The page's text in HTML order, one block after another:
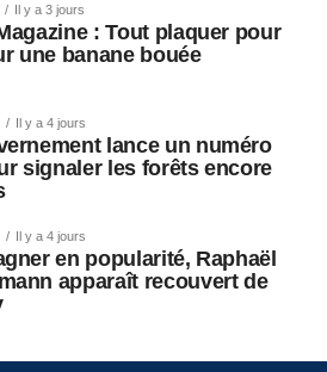
Il y a 3 jours
: Tout plaquer pour
une banane bouée
Il y a 4 jours
lance un numéro
signaler les forêts encore
Il y a 4 jours
en popularité, Raphaël
apparaît recouvert de